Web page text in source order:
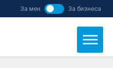
За мен За бизнеса